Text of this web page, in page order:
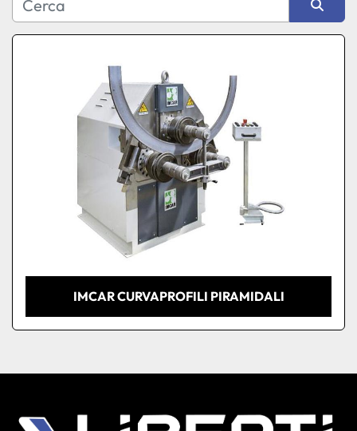
Produttore
Condizione
Ordina per
IMCAR CURVAPROFILI PIRAMIDALI